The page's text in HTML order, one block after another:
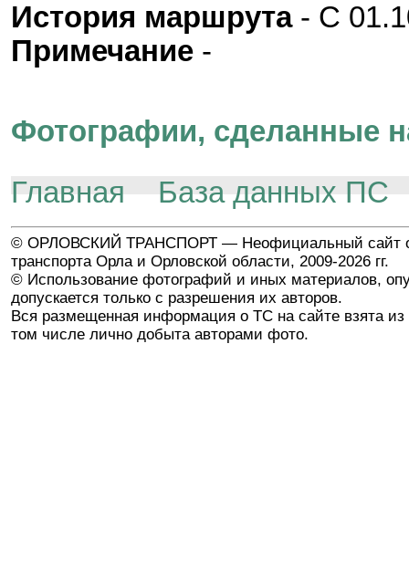
История маршрута- С
Примечание -
Фотографии, сделанные
Главная
База данных ПС
© ОРЛОВСКИЙ ТРАНСПОРТ — Неофициальный сайт
транспорта Орла и Орловской области, 2009-2026 гг.
© Использование фотографий и иных материалов,
допускается только с разрешения их авторов.
Вся размещенная информация о ТС на сайте взята из
том числе лично добыта авторами фото.